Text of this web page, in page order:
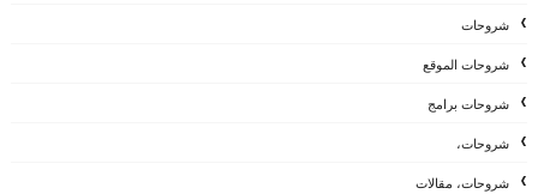
شروحات
شروحات الموقع
شروحات برامج
شروحات،
شروحات، مقالات